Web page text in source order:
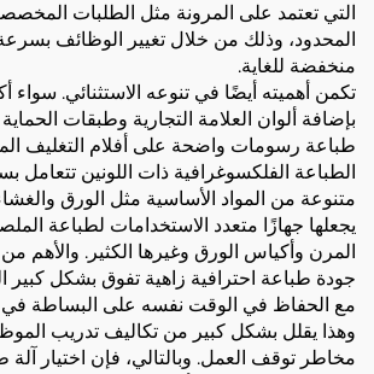
التي تعتمد على المرونة مثل الطلبات
المحدود، وذلك من خلال تغيير الوظائف
منخفضة للغاية.
تكمن أهميته أيضًا في تنوعه الاستثنائي. سواء
بإضافة ألوان العلامة التجارية وطبقات
طباعة رسومات واضحة على أفلام التغليف
الطباعة الفلكسوغرافية ذات اللونين
متنوعة من المواد الأساسية مثل الورق
يجعلها جهازًا متعدد الاستخدامات لطباعة
المرن وأكياس الورق وغيرها الكثير. والأهم من
جودة طباعة احترافية زاهية تفوق بشكل كبير
مع الحفاظ في الوقت نفسه على البساطة في
وهذا يقلل بشكل كبير من تكاليف تدريب
مخاطر توقف العمل. وبالتالي، فإن اختيار آلة